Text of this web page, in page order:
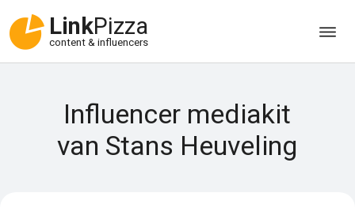
LinkPizza
content & influencers
Influencer mediakit
van Stans Heuveling